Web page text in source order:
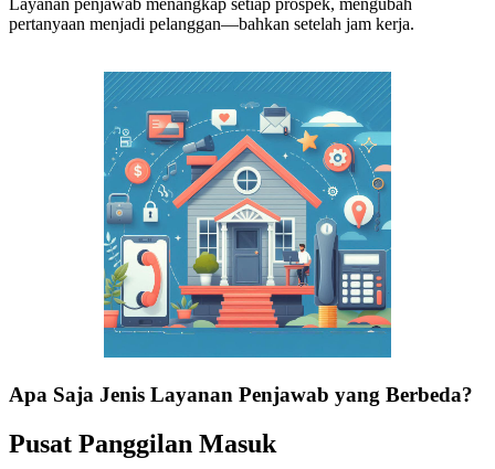
Layanan penjawab menangkap setiap prospek, mengubah
pertanyaan menjadi pelanggan—bahkan setelah jam kerja.
Apa Saja Jenis Layanan Penjawab yang Berbeda?
Pusat Panggilan Masuk